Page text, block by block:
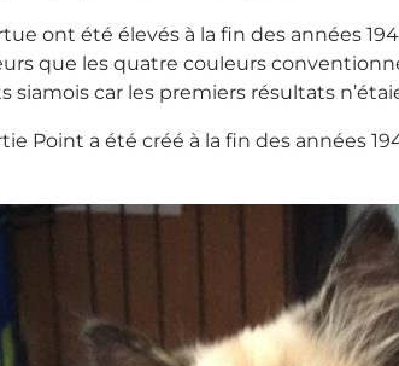
ont été élevés à la fin des années
que les quatre couleurs
siamois car les premiers résultats
Point a été créé à la fin des années